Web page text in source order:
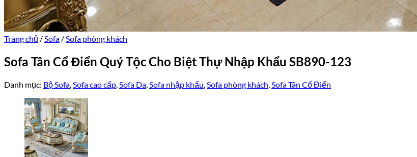
Trang chủ /Sofa /Sofa phòng khách
Sofa Tân Cổ Điển Quý Tộc Cho Biệt Thự Nhập Khẩu SB890-123
Danh mục: Bộ Sofa,Sofa cao cấp,Sofa Da,Sofa nhập khẩu,Sofa phòng khách,Sofa Tân Cổ Điển